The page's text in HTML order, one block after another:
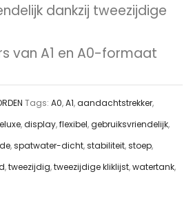
dankzij tweezijdige
van A1 en A0-formaat
Tags: A0,A1,aandachtstrekker,
,display,flexibel,gebruiksvriendelijk,
,spatwater-dicht,stabiliteit,stoep,
,tweezijdig,tweezijdige kliklijst,watertank,